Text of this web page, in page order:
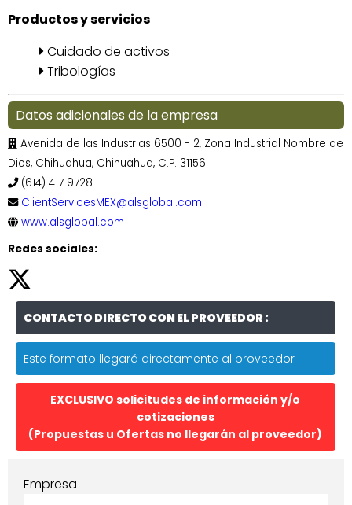
Productos y servicios
Cuidado de activos
Tribologías
Datos adicionales de la empresa
Avenida de las Industrias 6500 - 2, Zona Industrial Nombre de
Dios, Chihuahua, Chihuahua, C.P. 31156
(614) 417 9728
ClientServicesMEX@alsglobal.com
www.alsglobal.com
Redes sociales:
CONTACTO DIRECTO CON EL PROVEEDOR :
Este formato llegará directamente al proveedor
EXCLUSIVO solicitudes de información y/o
cotizaciones
(Propuestas u Ofertas no llegarán al proveedor)
Empresa